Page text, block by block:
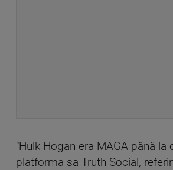
"Hulk Hogan era MAGA până
platforma sa Truth Social,